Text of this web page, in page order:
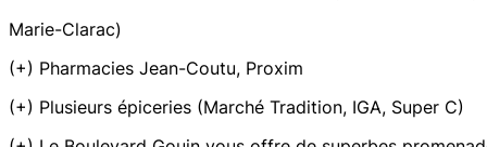
Marie-Clarac)
(+) Pharmacies Jean-Coutu, Proxim
(+) Plusieurs épiceries (Marché Tradition, IGA, Super C)